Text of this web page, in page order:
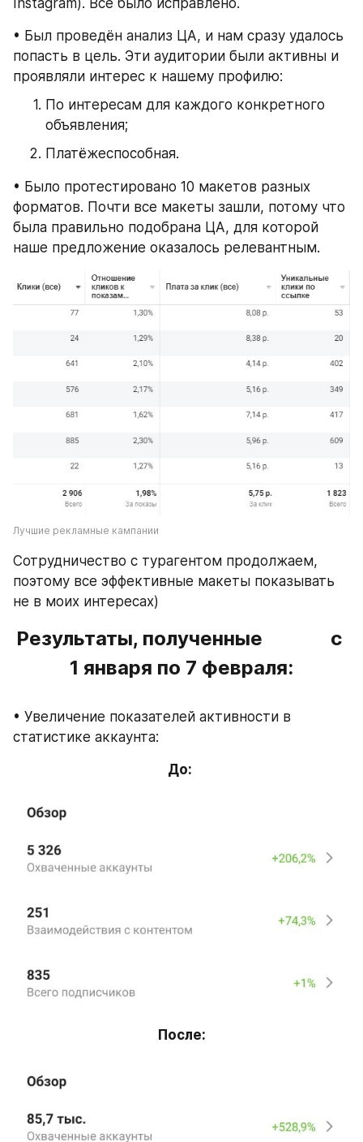
Instagram). Все было исправлено.
• Был проведён анализ ЦА, и нам сразу удалось
попасть в цель. Эти аудитории были активны и
проявляли интерес к нашему профилю:
По интересам для каждого конкретного
объявления;
Платёжеспособная.
• Было протестировано 10 макетов разных
форматов. Почти все макеты зашли, потому что
была правильно подобрана ЦА, для которой
наше предложение оказалось релевантным.
Лучшие рекламные кампании
Сотрудничество с турагентом продолжаем,
поэтому все эффективные макеты показывать
не в моих интересах)
Результаты, полученные              с
1 января по 7 февраля:
• Увеличение показателей активности в
статистике аккаунта:
До:
После: